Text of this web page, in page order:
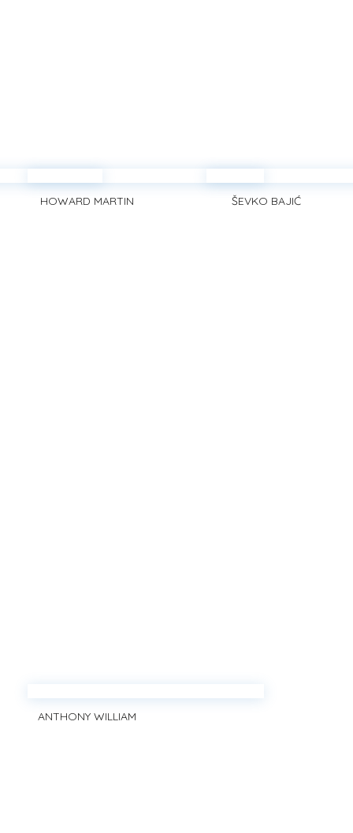
HOWARD MARTIN ŠEVKO BAJIĆ
ANTHONY WILLIAM